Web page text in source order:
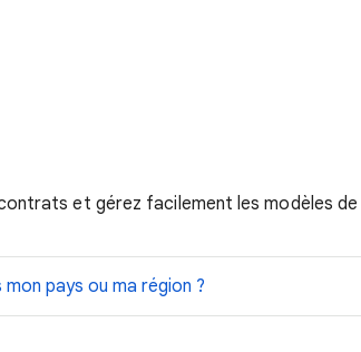
et gérez facilement les modèles de
pays ou ma région ?